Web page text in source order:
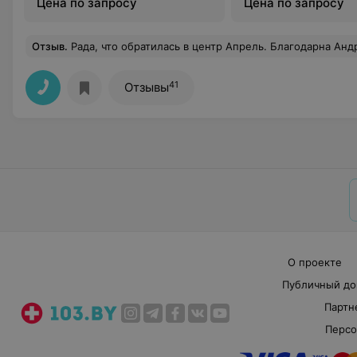
Отзыв. Рада, что обратилась в центр Апрель. Благодарна Андрею Юрьевичу Сапуну и Шохолевичу Павлу
Отзывы41
О проекте
Публичный